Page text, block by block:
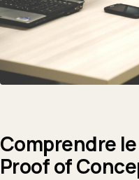
Comprendre
Proof of